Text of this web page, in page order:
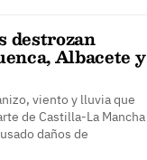
destrozan
Albacete y
viento y lluvia que
de Castilla-La Mancha
daños de